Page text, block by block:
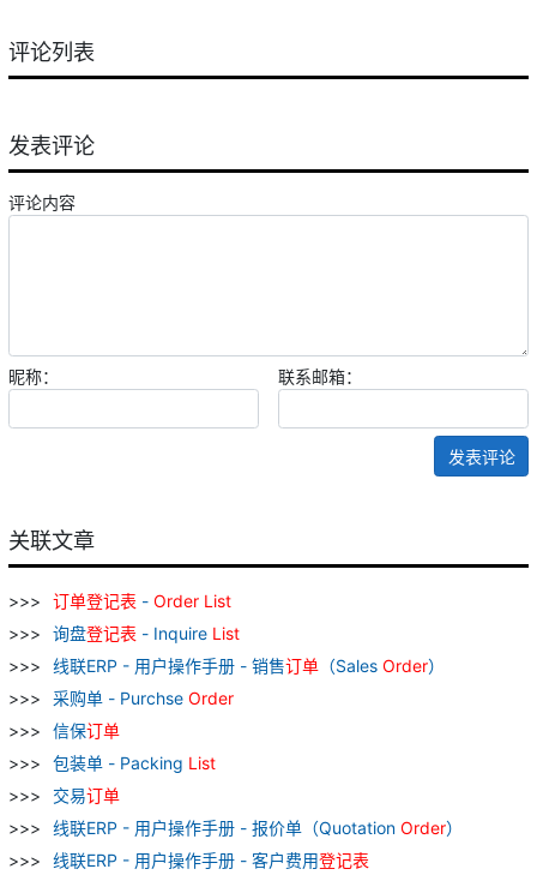
评论列表
发表评论
评论内容
昵称： 联系邮箱：
发表评论
关联文章
订单登记表 - Order List
询盘登记表 - Inquire List
线联ERP - 用户操作手册 - 销售订单 （Sales Order）
采购单 - Purchse Order
信保订单
包装单 - Packing List
交易订单
线联ERP - 用户操作手册 - 报价单（Quotation Order）
线联ERP - 用户操作手册 - 客户费用登记表